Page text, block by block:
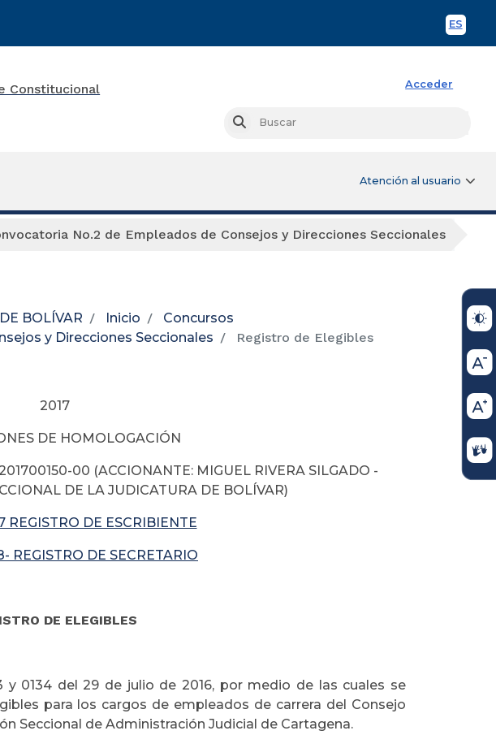
ES
Acceder
Buscar
Atención al usuario
No.2 de Empleados de Consejos y Direcciones Seccionales
BOLÍVAR Inicio
Concursos
y Direcciones Seccionales
Registro de Elegibles
2017
DE HOMOLOGACIÓN
00 (ACCIONANTE: MIGUEL RIVERA SILGADO -
DE LA JUDICATURA DE BOLÍVAR)
REGISTRO DE ESCRIBIENTE
REGISTRO DE SECRETARIO
DE ELEGIBLES
y 0134 del 29 de julio de 2016, por medio de las cuales se
para los cargos de empleados de carrera del Consejo
Seccional de Administración Judicial de Cartagena.